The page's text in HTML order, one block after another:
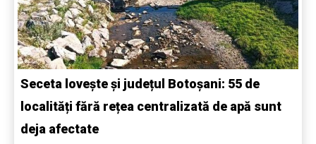
Seceta lovește și județul Botoșani: 55 de
localități fără rețea centralizată de apă sunt
deja afectate